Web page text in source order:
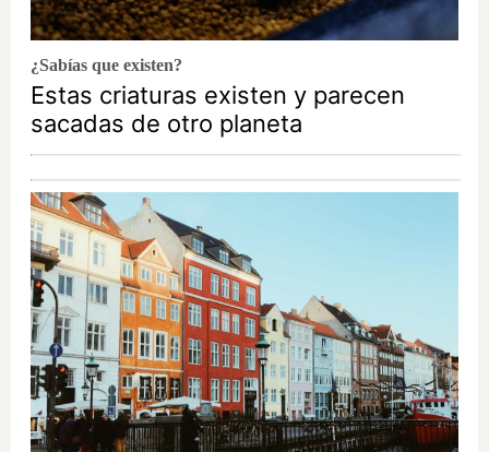
¿Sabías que existen?
Estas criaturas existen y parecen
sacadas de otro planeta